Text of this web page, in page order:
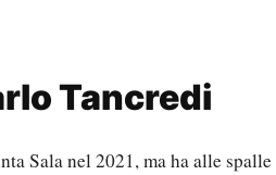
Tancredi
Sala nel 2021, ma ha alle spalle